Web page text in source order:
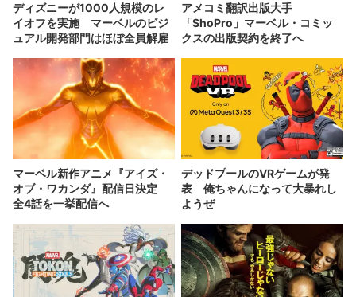
ディズニーが1000人規模のレ
イオフを実施 マーベルのビジ
ュアル開発部門はほぼ全員解雇
アメコミ翻訳出版大手
「ShoPro」マーベル・コミッ
クスの出版契約を終了へ
マーベル新作アニメ『アイズ・
オブ・ワカンダ』配信日決定
全4話を一挙配信へ
デッドプールのVRゲームが発
表 俺ちゃんになって大暴れし
ようぜ